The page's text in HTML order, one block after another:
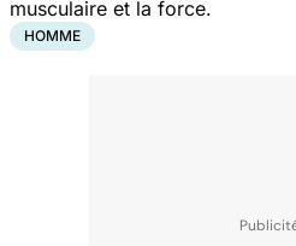
musculaire et la force.
HOMME